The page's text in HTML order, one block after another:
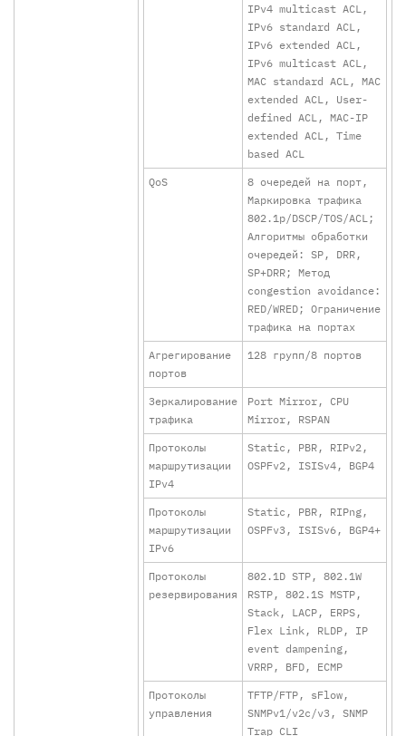
IPv4 multicast ACL,
IPv6 standard ACL,
IPv6 extended ACL,
IPv6 multicast ACL,
MAC standard ACL, MAC
extended ACL, User-
defined ACL, MAC-IP
extended ACL, Time
based ACL
QoS
8 очередей на порт,
Маркировка трафика
802.1p/DSCP/TOS/ACL;
Алгоритмы обработки
очередей: SP, DRR,
SP+DRR; Метод
congestion avoidance:
RED/WRED; Ограничение
трафика на портах
Агрегирование
портов
128 групп/8 портов
Зеркалирование
трафика
Port Mirror, CPU
Mirror, RSPAN
Протоколы
маршрутизации
IPv4
Static, PBR, RIPv2,
OSPFv2, ISISv4, BGP4
Протоколы
маршрутизации
IPv6
Static, PBR, RIPng,
OSPFv3, ISISv6, BGP4+
Протоколы
резервирования
802.1D STP, 802.1W
RSTP, 802.1S MSTP,
Stack, LACP, ERPS,
Flex Link, RLDP, IP
event dampening,
VRRP, BFD, ECMP
Протоколы
управления
TFTP/FTP, sFlow,
SNMPv1/v2c/v3, SNMP
Trap CLI